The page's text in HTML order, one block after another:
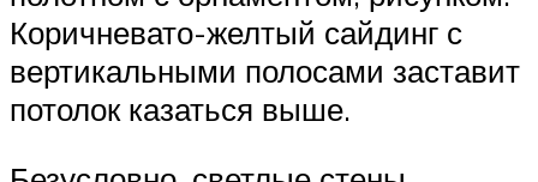
Коричневато-желтый сайдинг с
вертикальными полосами заставит
потолок казаться выше.